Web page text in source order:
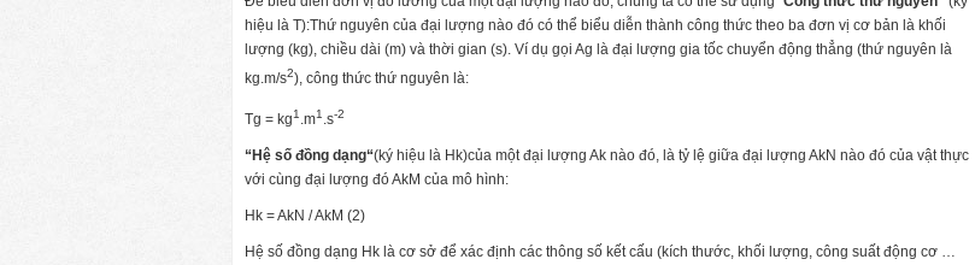
hiệu là T):Thứ nguyên của đại lượng nào đó có thể biểu diễn thành công thức theo ba đơn vị cơ bản là khối
lượng (kg), chiều dài (m) và thời gian (s). Ví dụ gọi Ag là đại lượng gia tốc chuyển động thẳng (thứ nguyên là
kg.m/s2), công thức thứ nguyên là:
Tg = kg1 .m1 .s-2
“Hệ số đồng dạng“(ký hiệu là Hk)của một đại lượng Ak nào đó, là tỷ lệ giữa đại lượng AkN nào đó của vật thực
với cùng đại lượng đó AkM của mô hình:
Hk = AkN / AkM (2)
Hệ số đồng dạng Hk là cơ sở để xác định các thông số kết cấu (kích thước, khối lượng, công suất động cơ …